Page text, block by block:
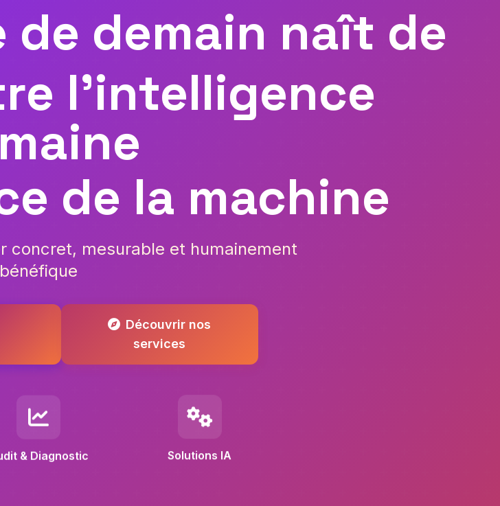
de demain naît de
l'intelligence
de la machine
concret, mesurable et humainement
bénéfique
Découvrir nos
services
& Diagnostic Solutions IA